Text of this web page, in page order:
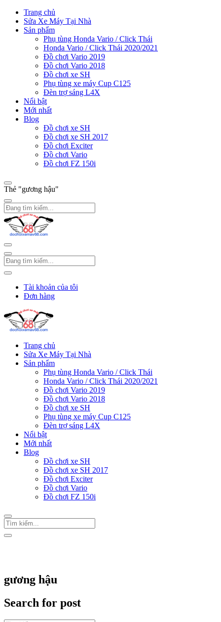
Trang chủ
Sửa Xe Máy Tại Nhà
Sản phẩm
Phụ tùng Honda Vario / Click Thái
Honda Vario / Click Thái 2020/2021
Đồ chơi Vario 2019
Đồ chơi Vario 2018
Đồ chơi xe SH
Phụ tùng xe máy Cup C125
Đèn trợ sáng L4X
Nổi bật
Mới nhất
Blog
Đồ chơi xe SH
Đồ chơi xe SH 2017
Đồ chơi Exciter
Đồ chơi Vario
Đồ chơi FZ 150i
Thẻ "gương hậu"
Tài khoản của tôi
Đơn hàng
Trang chủ
Sửa Xe Máy Tại Nhà
Sản phẩm
Phụ tùng Honda Vario / Click Thái
Honda Vario / Click Thái 2020/2021
Đồ chơi Vario 2019
Đồ chơi Vario 2018
Đồ chơi xe SH
Phụ tùng xe máy Cup C125
Đèn trợ sáng L4X
Nổi bật
Mới nhất
Blog
Đồ chơi xe SH
Đồ chơi xe SH 2017
Đồ chơi Exciter
Đồ chơi Vario
Đồ chơi FZ 150i
gương hậu
Search for post